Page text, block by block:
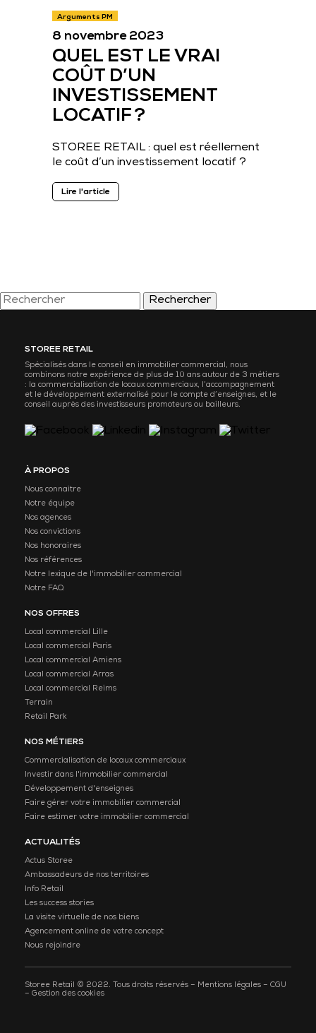
Arguments PM
8 novembre 2023
QUEL EST LE VRAI
COÛT D’UN
INVESTISSEMENT
LOCATIF ?
STOREE RETAIL : quel est réellement
le coût d’un investissement locatif ?
Lire l'article
Rechercher
STOREE RETAIL
Spécialisés dans le conseil en immobilier commercial, nous
combinons notre expérience de plus de 10 ans autour de 3 métiers
: la commercialisation de locaux commerciaux, l’accompagnement
et le développement externalisé pour le compte d’enseignes, et le
conseil auprès des investisseurs promoteurs ou bailleurs.
À PROPOS
Nous connaitre
Notre équipe
Nos agences
Nos convictions
Nos honoraires
Nos références
Notre lexique de l'immobilier commercial
Notre FAQ
NOS OFFRES
Local commercial Lille
Local commercial Paris
Local commercial Amiens
Local commercial Arras
Local commercial Reims
Terrain
Retail Park
NOS MÉTIERS
Commercialisation de locaux commerciaux
Investir dans l'immobilier commercial
Développement d'enseignes
Faire gérer votre immobilier commercial
Faire estimer votre immobilier commercial
ACTUALITÉS
Actus Storee
Ambassadeurs de nos territoires
Info Retail
Les success stories
La visite virtuelle de nos biens
Agencement online de votre concept
Nous rejoindre
Storee Retail © 2022. Tous droits réservés – Mentions légales – CGU
– Gestion des cookies